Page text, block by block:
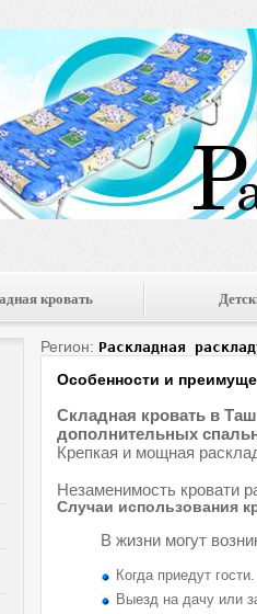
кровать
Регион: Раскладная
Особенности и
Складная кровать в
дополнительных
Крепкая и мощная
Незаменимость кровати
Случаи использования
В жизни могут
Когда приедут
Выезд на дачу или